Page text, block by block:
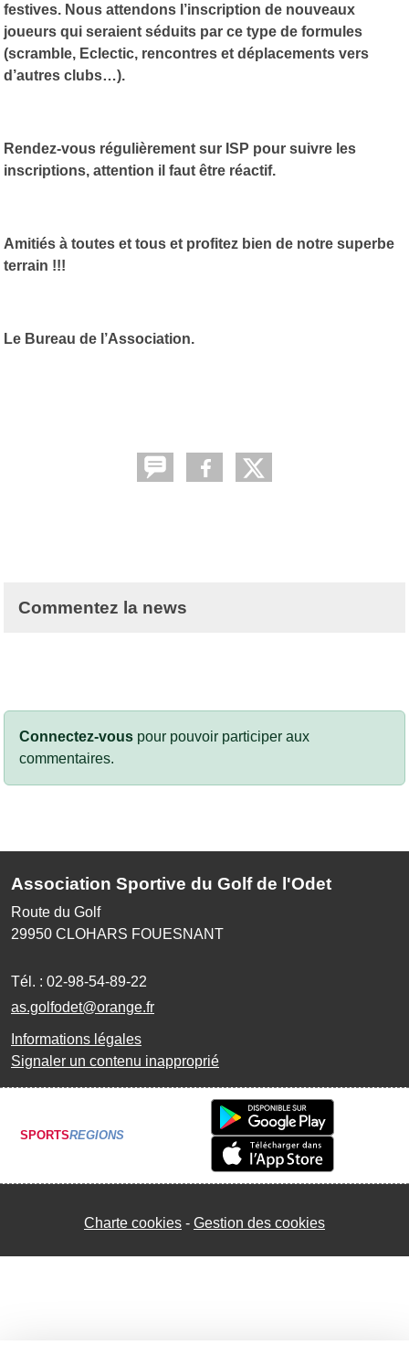
festives. Nous attendons l’inscription de nouveaux
joueurs qui seraient séduits par ce type de formules
(scramble, Eclectic, rencontres et déplacements vers
d’autres clubs…).
Rendez-vous régulièrement sur ISP pour suivre les
inscriptions, attention il faut être réactif.
Amitiés à toutes et tous et profitez bien de notre superbe
terrain !!!
Le Bureau de l’Association.
Commentez la news
Connectez-vous pour pouvoir participer aux
commentaires.
Association Sportive du Golf de l'Odet
Route du Golf
29950 CLOHARS FOUESNANT
Tél. : 02-98-54-89-22
as.golfodet@orange.fr
Informations légales
Signaler un contenu inapproprié
SPORTSREGIONS
Charte cookies Gestion des cookies